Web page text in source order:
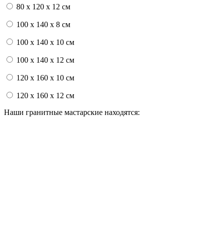
80 x 120 x 12 см
100 x 140 x 8 см
100 x 140 x 10 см
100 x 140 x 12 см
120 x 160 x 10 см
120 x 160 x 12 см
Наши гранитные мастарские находятся: